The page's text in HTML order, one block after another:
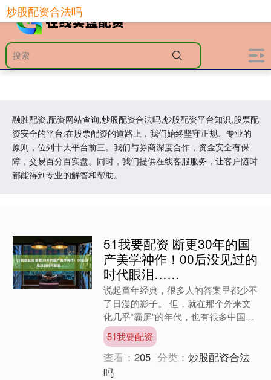
融胜配资,配资网站查询,炒股配资合法吗,炒股配资平台知识,股票配
资安全的平台:在股票配资的道路上，我们始终坚守正规、专业的
原则，位列十大平台前三。我们与券商深度合作，资金安全有保
障，交易百分百实盘。同时，我们提供在线客服服务，让客户随时
都能得到专业的解答和帮助。
炒股配资合法吗
51我要配资 断更30年的国
产美学神作！00后没见过的
时代眼泪……
说起童年经典，很多人的答案里都少不
了日漫的影子。 但，就在那个外来文
化几乎“霸屏”的年代，也有很多中国漫
画家曾杀出过一条血路。 比如本花介
绍过的台湾少女漫画家。....
51我要配资
查看：205 分类：炒股配资合法
吗